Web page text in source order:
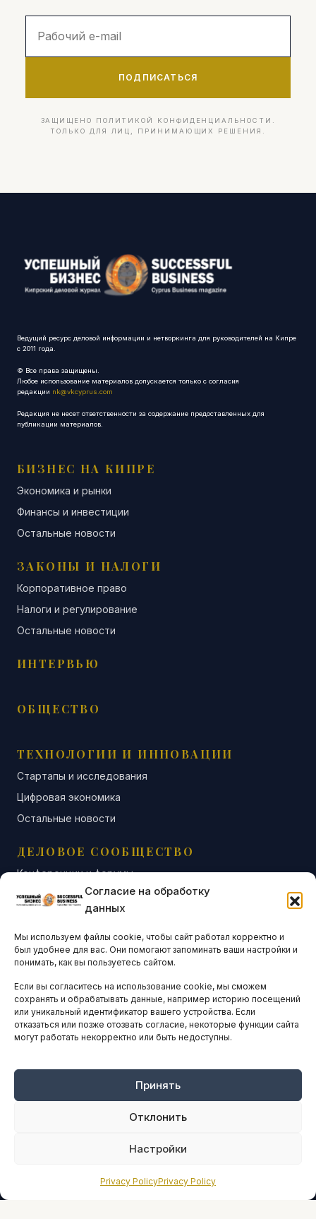
Согласие на обработку
данных
Мы используем файлы cookie, чтобы сайт работал корректно и
был удобнее для вас. Они помогают запоминать ваши настройки и
понимать, как вы пользуетесь сайтом.
Если вы согласитесь на использование cookie, мы сможем
сохранять и обрабатывать данные, например историю посещений
или уникальный идентификатор вашего устройства. Если
отказаться или позже отозвать согласие, некоторые функции сайта
могут работать некорректно или быть недоступны.
Принять
Отклонить
Настройки
Privacy PolicyPrivacy Policy
ПОДПИСАТЬСЯ
ЗАЩИЩЕНО ПОЛИТИКОЙ КОНФИДЕНЦИАЛЬНОСТИ.
ТОЛЬКО ДЛЯ ЛИЦ, ПРИНИМАЮЩИХ РЕШЕНИЯ.
Ведущий ресурс деловой информации и нетворкинга для руководителей на Кипре
с 2011 года.
© Все права защищены.
Любое использование материалов допускается только с согласия
редакции nk@vkcyprus.com
Редакция не несет ответственности за содержание предоставленных для
публикации материалов.
БИЗНЕС НА КИПРЕ
Экономика и рынки
Финансы и инвестиции
Остальные новости
ЗАКОНЫ И НАЛОГИ
Корпоративное право
Налоги и регулирование
Остальные новости
ИНТЕРВЬЮ
ОБЩЕСТВО
ТЕХНОЛОГИИ И ИННОВАЦИИ
Стартапы и исследования
Цифровая экономика
Остальные новости
ДЕЛОВОЕ СООБЩЕСТВО
Конференции и форумы
Бизнес-клубы и ассоциации
Остальные новости
АНАЛИТИКА И СТАТИСТИКА
ARTICLES IN ENGLISH
НАВИГАЦИЯ
Оплата онлайн